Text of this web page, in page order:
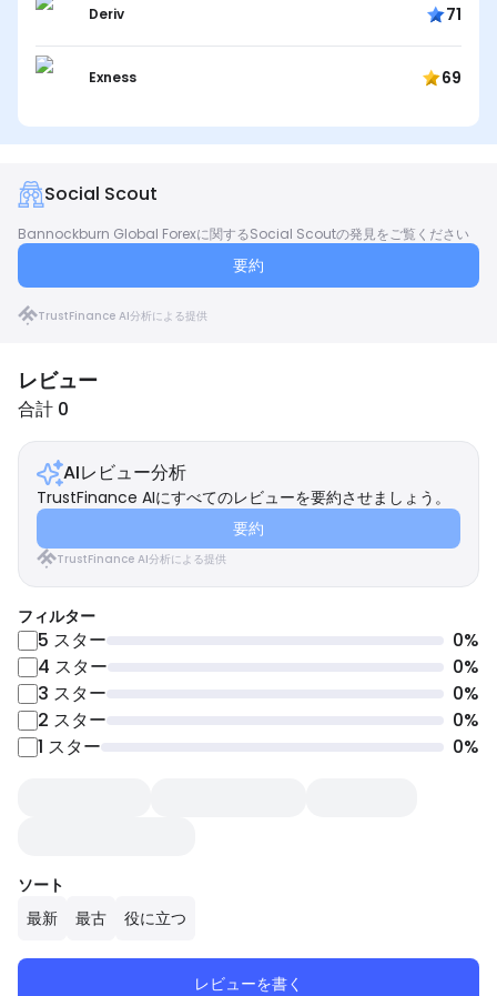
Deriv 71
Exness 69
Social Scout
Bannockburn Global Forexに関するSocial Scoutの発見をご覧ください
要約
TrustFinance AI分析による提供
レビュー
合計 0
AIレビュー分析
TrustFinance AIにすべてのレビューを要約させましょう。
要約
TrustFinance AI分析による提供
フィルター
5 スター 0%
4 スター 0%
3 スター 0%
2 スター 0%
1 スター 0%
ソート
最新
最古 役に立つ
レビューを書く